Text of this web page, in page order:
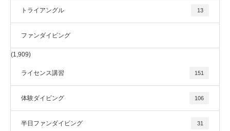
トライアングル 13
ファンダイビング
(1,909)
ライセンス講習 151
体験ダイビング 106
半日ファンダイビング 31